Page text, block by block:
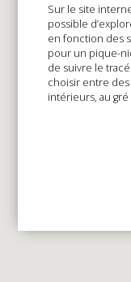
Sur le site
possible
en fonction des
pour un pique-
de suivre le
choisir entre des
intérieurs, au